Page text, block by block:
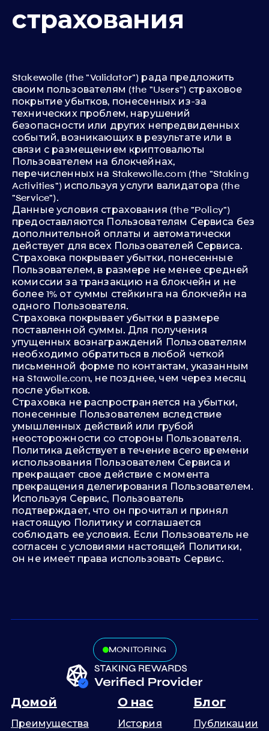
страхования
Stakewolle (the "Validator") рада предложить
своим пользователям (the "Users") страховое
покрытие убытков, понесенных из-за
технических проблем, нарушений
безопасности или других непредвиденных
событий, возникающих в результате или в
связи с размещением криптовалюты
Пользователем на блокчейнах,
перечисленных на Stakewolle.com (the "Staking
Activities") используя услуги валидатора (the
"Service").
Данные условия страхования (the "Policy")
предоставляются Пользователям Сервиса без
дополнительной оплаты и автоматически
действует для всех Пользователей Сервиса.
Страховка покрывает убытки, понесенные
Пользователем, в размере не менее средней
комиссии за транзакцию на блокчейн и не
более 1% от суммы стейкинга на блокчейн на
одного Пользователя.
Страховка покрывает убытки в размере
поставленной суммы. Для получения
упущенных вознаграждений Пользователям
необходимо обратиться в любой четкой
письменной форме по контактам, указанным
на Stawolle.com, не позднее, чем через месяц
после убытков.
Страховка не распространяется на убытки,
понесенные Пользователем вследствие
умышленных действий или грубой
неосторожности со стороны Пользователя.
Политика действует в течение всего времени
использования Пользователем Сервиса и
прекращает свое действие с момента
прекращения делегирования Пользователем.
Используя Сервис, Пользователь
подтверждает, что он прочитал и принял
настоящую Политику и соглашается
соблюдать ее условия. Если Пользователь не
согласен с условиями настоящей Политики,
он не имеет права использовать Сервис.
MONITORING
Домой
Преимущества
О нас
История
Блог
Публикации